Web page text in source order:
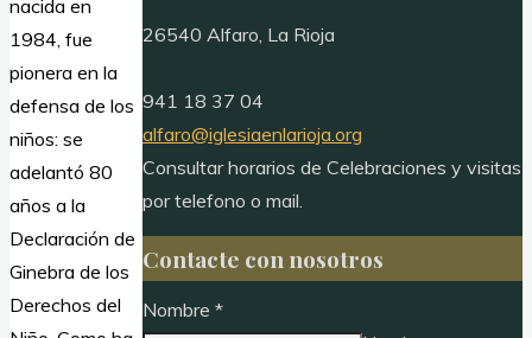
nacida en
1984, fue
pionera en la
defensa de los
niños: se
adelantó 80
años a la
Declaración de
Ginebra de los
Derechos del
26540 Alfaro, La Rioja
941 18 37 04
alfaro@iglesiaenlarioja.org
Consultar horarios de Celebraciones y visitas
por telefono o mail.
Contacte con nosotros
Nombre *